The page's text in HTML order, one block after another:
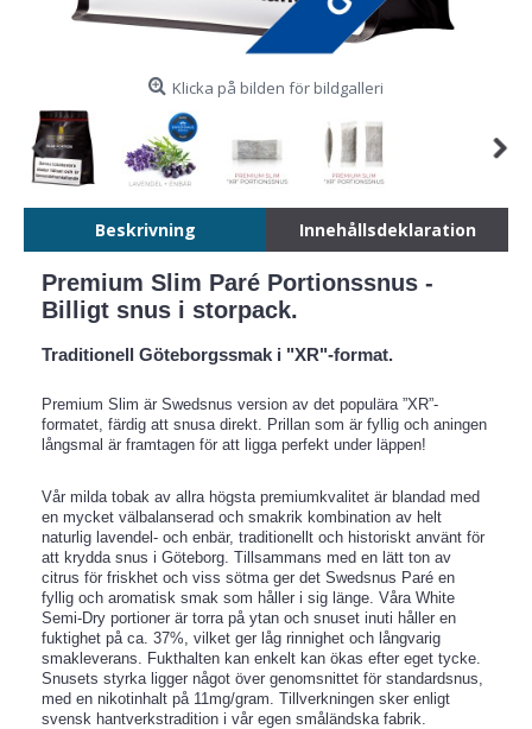
Klicka på bilden för bildgalleri
Beskrivning Innehållsdeklaration
Premium Slim Paré Portionssnus -
Billigt snus i storpack.
Traditionell Göteborgssmak i "XR"-format.
Premium Slim är Swedsnus version av det populära ”XR”-
formatet, färdig att snusa direkt. Prillan som är fyllig och aningen
långsmal är framtagen för att ligga perfekt under läppen!
Vår milda tobak av allra högsta premiumkvalitet är blandad med
en mycket välbalanserad och smakrik kombination av helt
naturlig lavendel- och enbär, traditionellt och historiskt använt för
att krydda snus i Göteborg. Tillsammans med en lätt ton av
citrus för friskhet och viss sötma ger det Swedsnus Paré en
fyllig och aromatisk smak som håller i sig länge. Våra White
Semi-Dry portioner är torra på ytan och snuset inuti håller en
fuktighet på ca. 37%, vilket ger låg rinnighet och långvarig
smakleverans. Fukthalten kan enkelt kan ökas efter eget tycke.
Snusets styrka ligger något över genomsnittet för standardsnus,
med en nikotinhalt på 11mg/gram. Tillverkningen sker enligt
svensk hantverkstradition i vår egen småländska fabrik.